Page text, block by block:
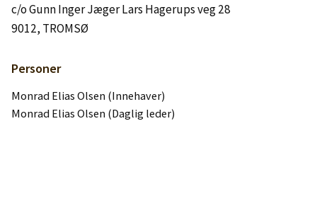
Logg inn
Lag konto
c/o Gunn Inger Jæger Lars Hagerups veg 28
9012, TROMSØ
Personer
Monrad Elias Olsen (Innehaver)
Monrad Elias Olsen (Daglig leder)